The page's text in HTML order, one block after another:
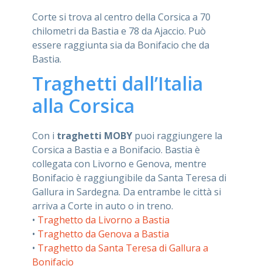
Corte si trova al centro della Corsica a 70
chilometri da Bastia e 78 da Ajaccio. Può
essere raggiunta sia da Bonifacio che da
Bastia.
Traghetti dall’Italia
alla Corsica
Con i traghetti MOBY puoi raggiungere la
Corsica a Bastia e a Bonifacio. Bastia è
collegata con Livorno e Genova, mentre
Bonifacio è raggiungibile da Santa Teresa di
Gallura in Sardegna. Da entrambe le città si
arriva a Corte in auto o in treno.
• Traghetto da Livorno a Bastia
• Traghetto da Genova a Bastia
• Traghetto da Santa Teresa di Gallura a
Bonifacio